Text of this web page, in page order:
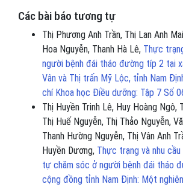
Các bài báo tương tự
Thị Phương Anh Trần, Thị Lan Anh
Hoa Nguyễn, Thanh Hà Lê, Thực
người bệnh đái tháo đường típ 2 tại
Vân và Thị trấn Mỹ Lộc, tỉnh Nam
chí Khoa học Điều dưỡng: Tập 7 Số
Thị Huyền Trinh Lê, Huy Hoàng Ngô,
Thị Huế Nguyễn, Thị Thảo Nguyễn,
Thanh Hường Nguyễn, Thị Vân Anh
Huyền Dương, Thực trạng và nhu cầu
tự chăm sóc ở người bệnh đái tháo
cộng đồng tỉnh Nam Định: Một